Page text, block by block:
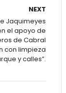
NEXT
Jaquimeyes
el apoyo de
de Cabral
con limpieza
y calles”.